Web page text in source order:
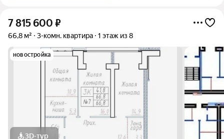
7 815 600 ₽
66,8 м² 3-комн. квартира 1 этаж из 8
новостройка
3D-тур